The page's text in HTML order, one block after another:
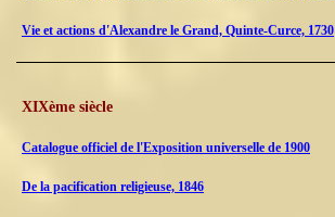
Vie et actions d'Alexandre le Grand, Quinte-Curce, 1730
XIXème siècle
Catalogue officiel de l'Exposition universelle de 1900
De la pacification religieuse, 1846